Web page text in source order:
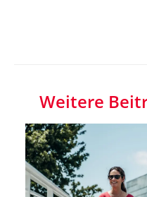
Weitere